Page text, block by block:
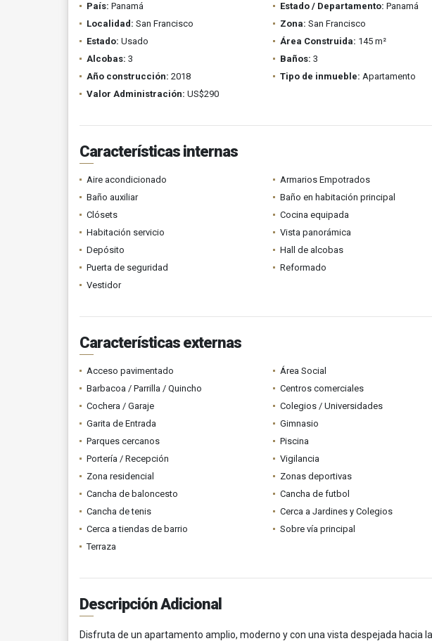
País: Panamá Estado / Departamento: Panamá
Localidad: San Francisco Zona: San Francisco
Estado: Usado Área Construida: 145 m²
Alcobas: 3 Baños: 3
Año construcción: 2018 Tipo de inmueble: Apartamento
Valor Administración: US$290
Características internas
Aire acondicionado Armarios Empotrados
Baño auxiliar
Baño en habitación principal
Clósets
Cocina equipada
Habitación servicio
Vista panorámica
Depósito
Hall de alcobas
Puerta de seguridad
Reformado
Vestidor
Características externas
Acceso pavimentado Área Social
Barbacoa / Parrilla / Quincho
Centros comerciales
Cochera / Garaje
Colegios / Universidades
Garita de Entrada
Gimnasio
Parques cercanos
Piscina
Portería / Recepción
Vigilancia
Zona residencial
Zonas deportivas
Cancha de baloncesto
Cancha de futbol
Cancha de tenis
Cerca a Jardines y Colegios
Cerca a tiendas de barrio
Sobre vía principal
Terraza
Descripción Adicional
Disfruta de un apartamento amplio, moderno y con una vista despejada hacia